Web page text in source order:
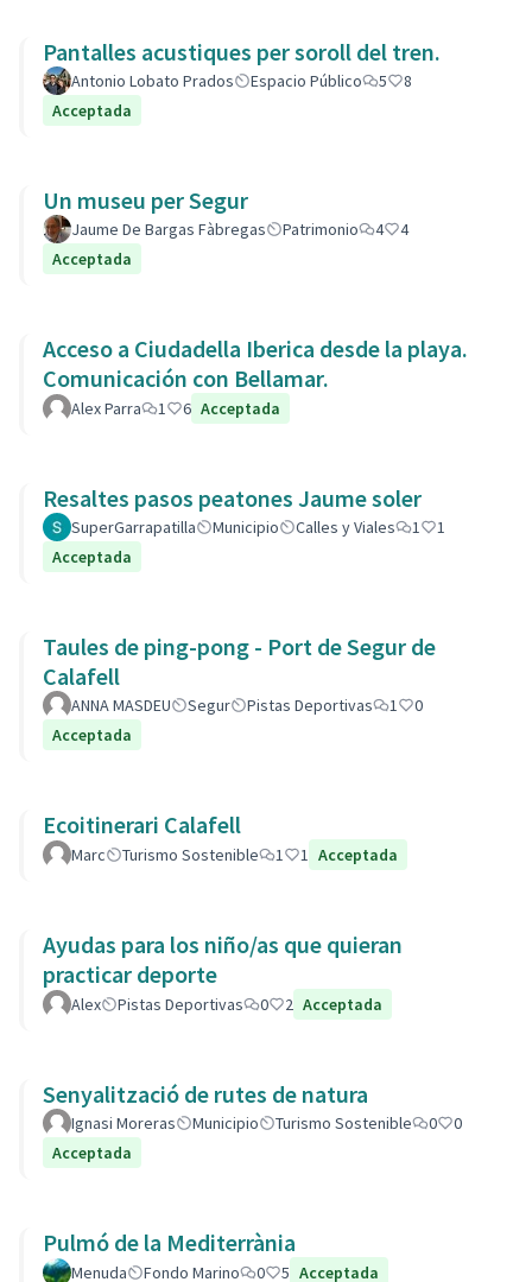
Pantalles acustiques per soroll del tren.
Antonio Lobato Prados Espacio Público 5
8
Acceptada
Un museu per Segur
Jaume De Bargas Fàbregas Patrimonio 4
4
Acceptada
Acceso a Ciudadella Iberica desde la playa.
Comunicación con Bellamar.
Alex Parra 1 6 Acceptada
Resaltes pasos peatones Jaume soler
SuperGarrapatilla Municipio Calles y Viales 1
1
Acceptada
Taules de ping-pong - Port de Segur de
Calafell
ANNA MASDEU Segur Pistas Deportivas 1
0
Acceptada
Ecoitinerari Calafell
Marc Turismo Sostenible 1 1 Acceptada
Ayudas para los niño/as que quieran
practicar deporte
Alex Pistas Deportivas 0 2 Acceptada
Senyalització de rutes de natura
Ignasi Moreras Municipio Turismo Sostenible 0
0
Acceptada
Pulmó de la Mediterrània
Menuda Fondo Marino 0 5 Acceptada